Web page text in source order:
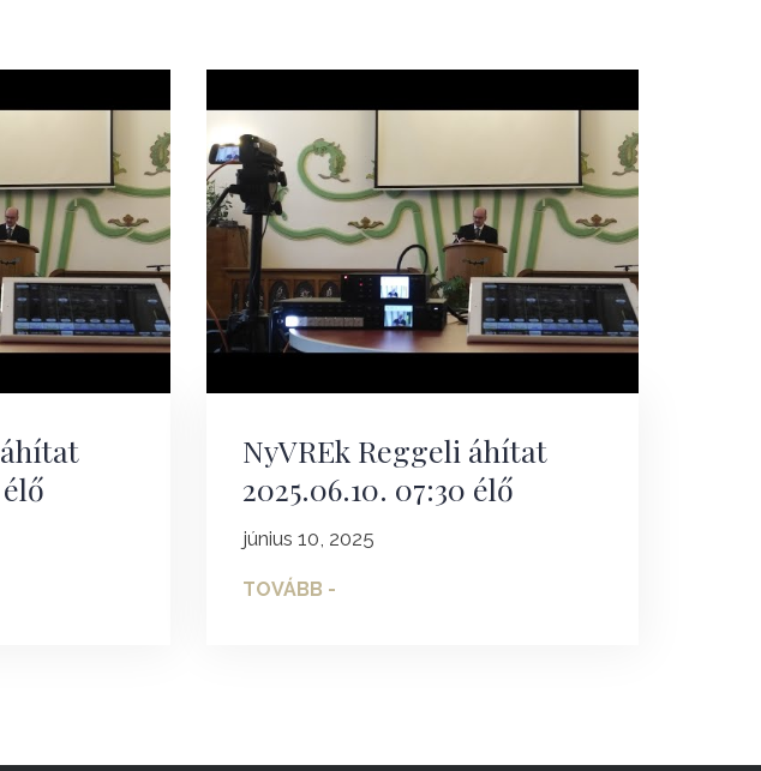
NyVREk Reggeli áhítat
2025.06.10. 07:30 élő
június 10, 2025
TOVÁBB -